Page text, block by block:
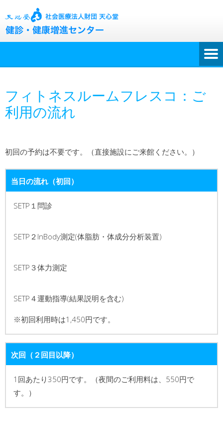
フィトネスルームフレスコ：ご
利用の流れ
初回の予約は不要です。（直接施設にご来館ください。）
当日の流れ（初回）
SETP１問診
SETP２InBody測定(体脂肪・体成分分析装置)
SETP３体力測定
SETP４運動指導(結果説明を含む)
※初回利用時は1,450円です。
次回（２回目以降）
1回あたり350円です。（夜間のご利用料は、550円で
す。）